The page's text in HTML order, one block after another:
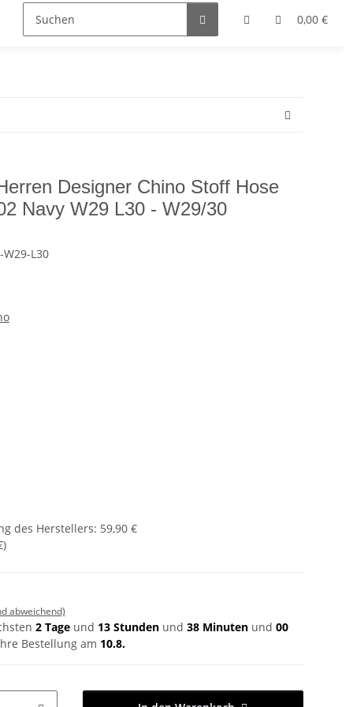
0,00 €
Designer Chino Stoff Hose
Navy W29 L30 - W29/30
L30
des Herstellers: 59,90 €
)
abweichend)
2 Tage und 13 Stunden und 38 Minuten und 00
Bestellung am 10.8.